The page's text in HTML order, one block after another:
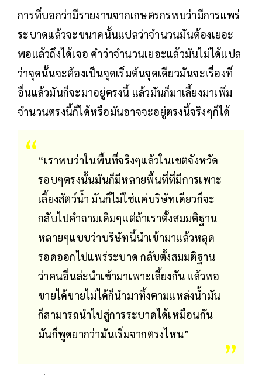
การที่บอกว่ามีรายงานจากเกษตรกรพบว่ามีการแพร่
ระบาดแล้วจะขนาดนั้นแปลว่าจำนวนมันต้องเยอะ
พอแล้วถึงได้เจอ คำว่าจำนวนเยอะแล้วมันไม่ได้แปล
ว่าจุดนั้นจะต้องเป็นจุดเริ่มต้นจุดเดียวมันจะเรื่องที่
อื่นแล้วมันก็จะมาอยู่ตรงนี้ แล้วมันก็มาเลี้ยงมาเพิ่ม
จำนวนตรงนี้ก็ได้หรือมันอาจจะอยู่ตรงนี้จริงๆก็ได้
“เราพบว่าในพื้นที่จริงๆแล้วในเขตจังหวัด
รอบๆตรงนั้นมันก็มีหลายพื้นที่ที่มีการเพาะ
เลี้ยงสัตว์น้ำ มันก็ไม่ใช่แค่บริษัทเดียวก็จะ
กลับไปคำถามเดิมๆแต่ถ้าเราตั้งสมมติฐาน
หลายๆแบบว่าบริษัทนี้นำเข้ามาแล้วหลุด
รอดออกไปแพร่ระบาด กลับตั้งสมมติฐาน
ว่าคนอื่นล่ะนำเข้ามาเพาะเลี้ยงกัน แล้วพอ
ขายได้ขายไม่ได้ก็นำมาทิ้งตามแหล่งน้ำมัน
ก็สามารถนำไปสู่การระบาดได้เหมือนกัน
มันก็พูดยากว่ามันเริ่มจากตรงไหน”